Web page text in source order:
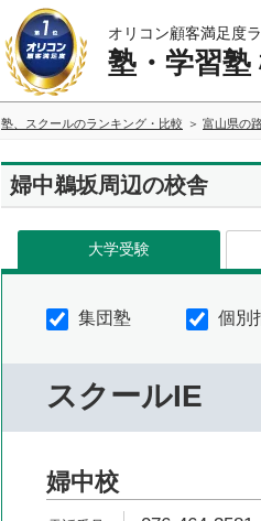
オリコン顧客満足度
塾・学習塾
塾、スクールのランキング・比較 富山県の
婦中鵜坂周辺の校舎
大学受験
集団塾 個別
スクールIE
婦中校